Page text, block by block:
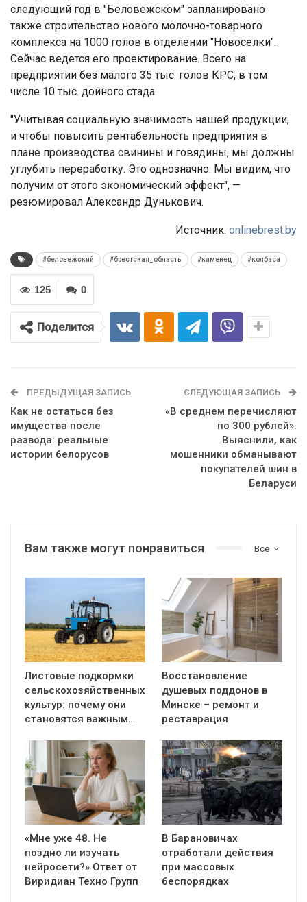
следующий год в "Беловежском" запланировано
также строительство нового молочно-товарного
комплекса на 1000 голов в отделении "Новоселки".
Сейчас ведется его проектирование. Всего на
предприятии без малого 35 тыс. голов КРС, в том
числе 10 тыс. дойного стада.
"Учитывая социальную значимость нашей продукции,
и чтобы повысить рентабельность предприятия в
плане производства свинины и говядины, мы должны
углубить переработку. Это однозначно. Мы видим, что
получим от этого экономический эффект", —
резюмировал Александр Дунькович.
Источник: onlinebrest.by
#беловежский #брестская_область #каменец #колбаса
0
125
Поделится
ПРЕДЫДУЩАЯ ЗАПИСЬ
Как не остаться без
имущества после
развода: реальные
истории белорусов
СЛЕДУЮЩАЯ ЗАПИСЬ
«В среднем перечисляют
по 300 рублей».
Выяснили, как
мошенники обманывают
покупателей шин в
Беларуси
Все
Вам также могут понравиться
Листовые подкормки
сельскохозяйственных
культур: почему они
становятся важным…
Восстановление
душевых поддонов в
Минске – ремонт и
реставрация
«Мне уже 48. Не
поздно ли изучать
нейросети?» Ответ от
Виридиан Техно Групп
В Барановичах
отработали действия
при массовых
беспорядках